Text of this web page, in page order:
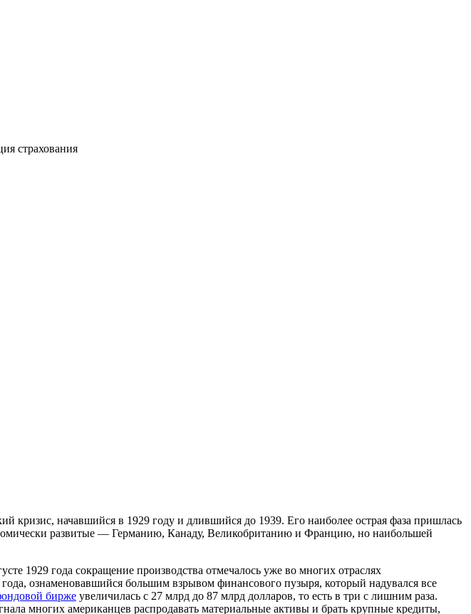
страхования
кризис, начавшийся в 1929 году и длившийся до 1939. Его наиболее острая фаза пришлась
развитые — Германию, Канаду, Великобританию и Францию, но наибольшей
1929 года сокращение производства отмечалось уже во многих отраслях
ознаменовавшийся большим взрывом финансового пузыря, который надувался все
бирже увеличилась с 27 млрд до 87 млрд долларов, то есть в три с лишним раза.
многих американцев распродавать материальные активы и брать крупные кредиты,